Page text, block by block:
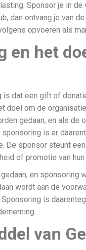
Sponsor je in
dan ontvang je van
opvoeren als
en het
dat een gift of
doel om de
gedaan, en als de
is er
De sponsor steunt
of promotie van
en sponsoring
wordt aan de
is
van